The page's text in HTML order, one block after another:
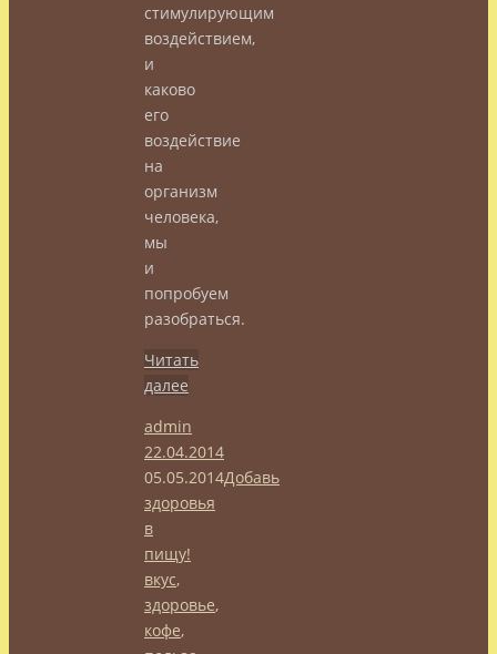
стимулирующим
воздействием,
и
каково
его
воздействие
на
организм
человека,
мы
и
попробуем
разобраться.
Читать
далее
admin
22.04.2014
05.05.2014Добавь
здоровья
в
пищу!
вкус,
здоровье,
кофе,